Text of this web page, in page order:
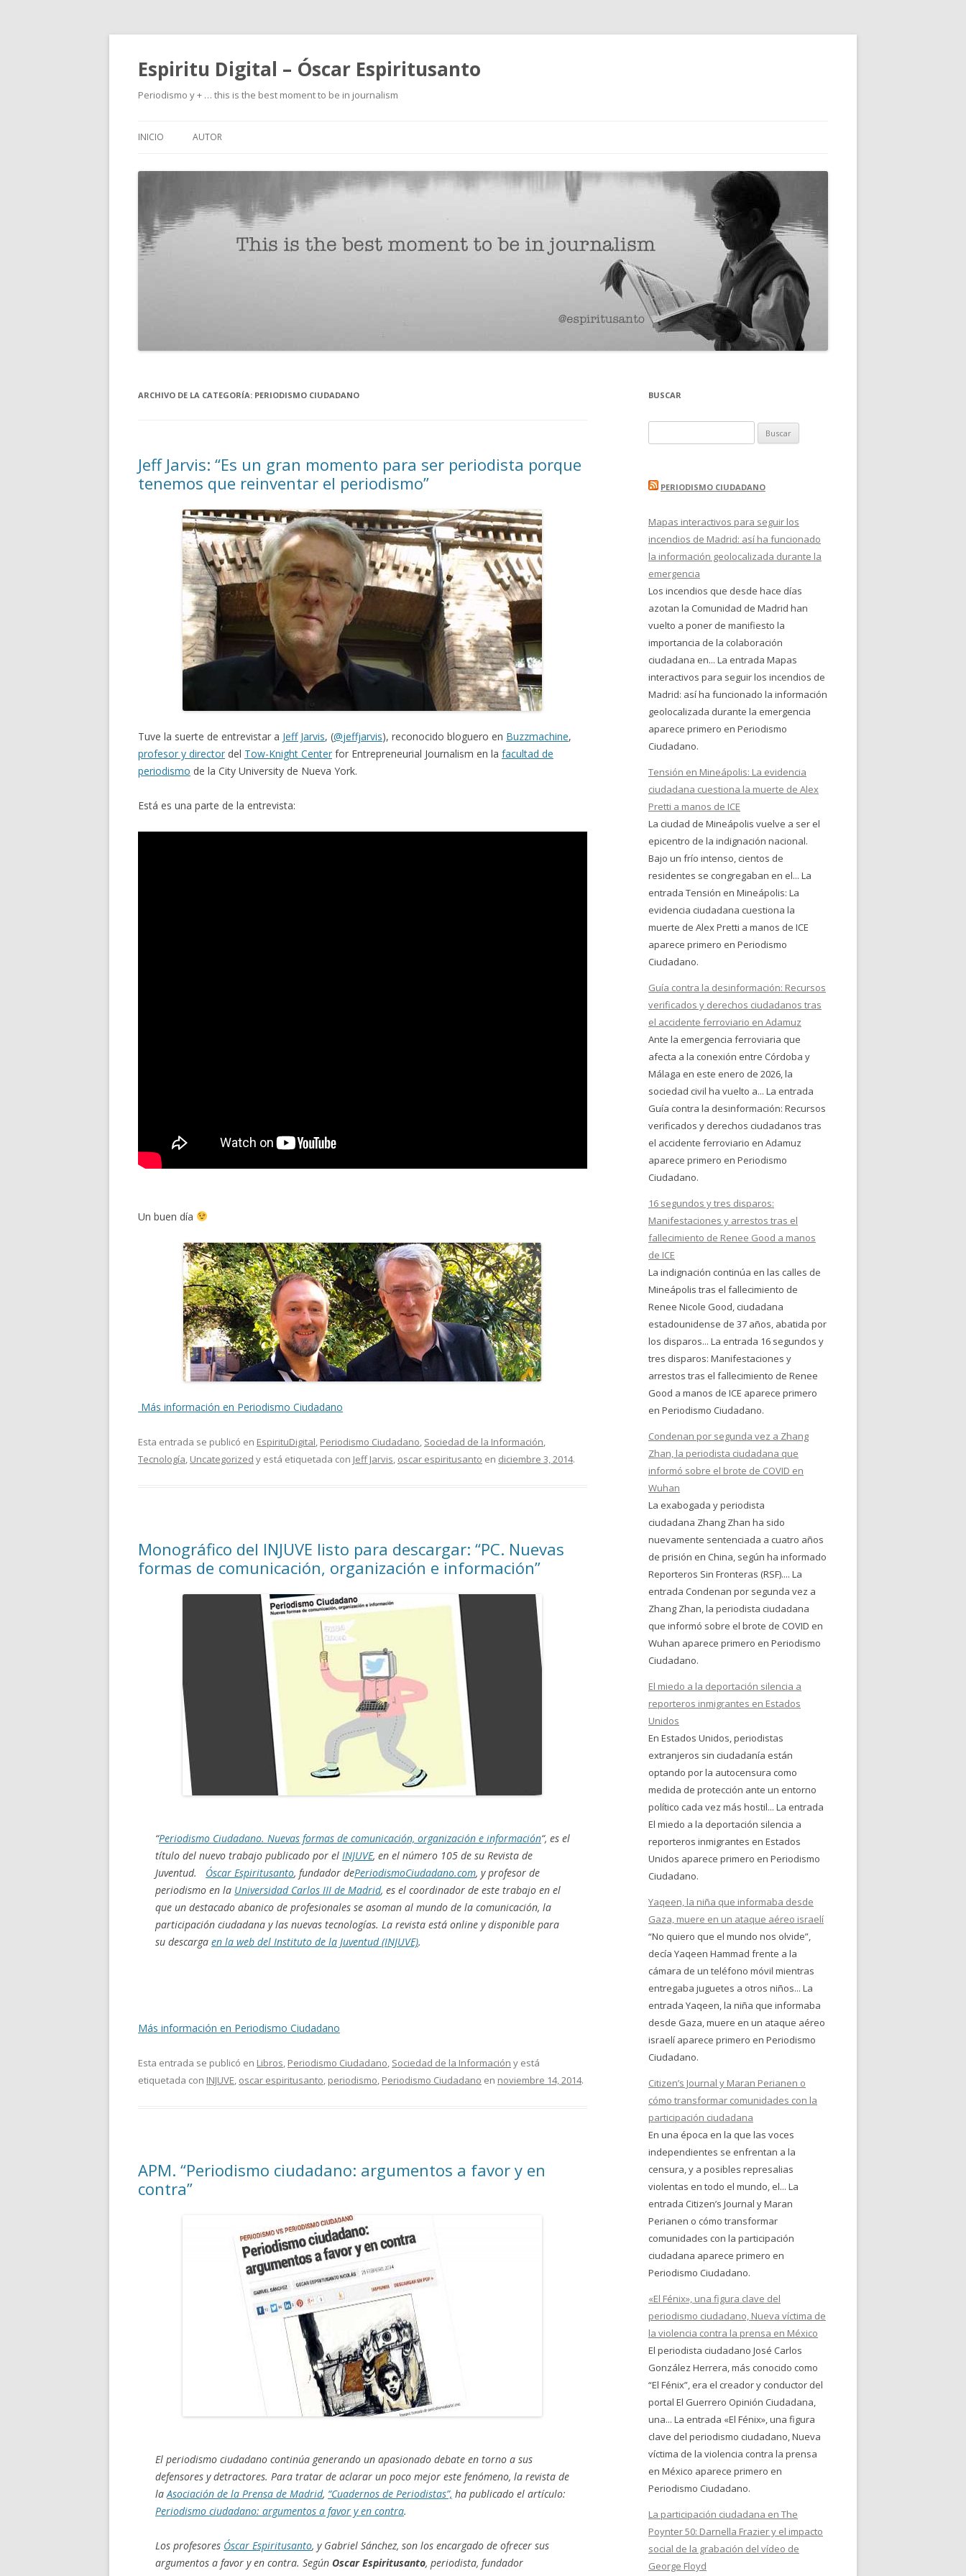
Espiritu Digital – Óscar Espiritusanto
Periodismo y + … this is the best moment to be in journalism
INICIO AUTOR
ARCHIVO DE LA CATEGORÍA: PERIODISMO CIUDADANO
Jeff Jarvis: “Es un gran momento para ser periodista porque
tenemos que reinventar el periodismo”
Tuve la suerte de entrevistar a Jeff Jarvis, (@jeffjarvis), reconocido bloguero en Buzzmachine,
profesor y director del Tow-Knight Center for Entrepreneurial Journalism en la facultad de
periodismo de la City University de Nueva York.
Está es una parte de la entrevista:
Un buen día
Más información en Periodismo Ciudadano
Esta entrada se publicó en EspirituDigital, Periodismo Ciudadano, Sociedad de la Información,
Tecnología, Uncategorized y está etiquetada con Jeff Jarvis, oscar espiritusanto en diciembre 3, 2014.
Monográfico del INJUVE listo para descargar: “PC. Nuevas
formas de comunicación, organización e información”
“Periodismo Ciudadano. Nuevas formas de comunicación, organización e información“, es el
título del nuevo trabajo publicado por el INJUVE, en el número 105 de su Revista de
Juventud. Óscar Espiritusanto, fundador dePeriodismoCiudadano.com, y profesor de
periodismo en la Universidad Carlos III de Madrid, es el coordinador de este trabajo en el
que un destacado abanico de profesionales se asoman al mundo de la comunicación, la
participación ciudadana y las nuevas tecnologías. La revista está online y disponible para
su descarga en la web del Instituto de la Juventud (INJUVE).
Más información en Periodismo Ciudadano
Esta entrada se publicó en Libros, Periodismo Ciudadano, Sociedad de la Información y está
etiquetada con INJUVE, oscar espiritusanto, periodismo, Periodismo Ciudadano en noviembre 14, 2014.
APM. “Periodismo ciudadano: argumentos a favor y en
contra”
El periodismo ciudadano continúa generando un apasionado debate en torno a sus
defensores y detractores. Para tratar de aclarar un poco mejor este fenómeno, la revista de
laAsociación de la Prensa de Madrid, “Cuadernos de Periodistas”, ha publicado el artículo:
Periodismo ciudadano: argumentos a favor y en contra.
Los profesores Óscar Espiritusanto, y Gabriel Sánchez, son los encargado de ofrecer sus
argumentos a favor y en contra. Según Oscar Espiritusanto, periodista, fundador
BUSCAR
PERIODISMO CIUDADANO
Mapas interactivos para seguir los
incendios de Madrid: así ha funcionado
la información geolocalizada durante la
emergencia
Los incendios que desde hace días
azotan la Comunidad de Madrid han
vuelto a poner de manifiesto la
importancia de la colaboración
ciudadana en... La entrada Mapas
interactivos para seguir los incendios de
Madrid: así ha funcionado la información
geolocalizada durante la emergencia
aparece primero en Periodismo
Ciudadano.
Tensión en Mineápolis: La evidencia
ciudadana cuestiona la muerte de Alex
Pretti a manos de ICE
La ciudad de Mineápolis vuelve a ser el
epicentro de la indignación nacional.
Bajo un frío intenso, cientos de
residentes se congregaban en el... La
entrada Tensión en Mineápolis: La
evidencia ciudadana cuestiona la
muerte de Alex Pretti a manos de ICE
aparece primero en Periodismo
Ciudadano.
Guía contra la desinformación: Recursos
verificados y derechos ciudadanos tras
el accidente ferroviario en Adamuz
Ante la emergencia ferroviaria que
afecta a la conexión entre Córdoba y
Málaga en este enero de 2026, la
sociedad civil ha vuelto a... La entrada
Guía contra la desinformación: Recursos
verificados y derechos ciudadanos tras
el accidente ferroviario en Adamuz
aparece primero en Periodismo
Ciudadano.
16 segundos y tres disparos:
Manifestaciones y arrestos tras el
fallecimiento de Renee Good a manos
de ICE
La indignación continúa en las calles de
Mineápolis tras el fallecimiento de
Renee Nicole Good, ciudadana
estadounidense de 37 años, abatida por
los disparos... La entrada 16 segundos y
tres disparos: Manifestaciones y
arrestos tras el fallecimiento de Renee
Good a manos de ICE aparece primero
en Periodismo Ciudadano.
Condenan por segunda vez a Zhang
Zhan, la periodista ciudadana que
informó sobre el brote de COVID en
Wuhan
La exabogada y periodista
ciudadana Zhang Zhan ha sido
nuevamente sentenciada a cuatro años
de prisión en China, según ha informado
Reporteros Sin Fronteras (RSF).... La
entrada Condenan por segunda vez a
Zhang Zhan, la periodista ciudadana
que informó sobre el brote de COVID en
Wuhan aparece primero en Periodismo
Ciudadano.
El miedo a la deportación silencia a
reporteros inmigrantes en Estados
Unidos
En Estados Unidos, periodistas
extranjeros sin ciudadanía están
optando por la autocensura como
medida de protección ante un entorno
político cada vez más hostil... La entrada
El miedo a la deportación silencia a
reporteros inmigrantes en Estados
Unidos aparece primero en Periodismo
Ciudadano.
Yaqeen, la niña que informaba desde
Gaza, muere en un ataque aéreo israelí
“No quiero que el mundo nos olvide”,
decía Yaqeen Hammad frente a la
cámara de un teléfono móvil mientras
entregaba juguetes a otros niños... La
entrada Yaqeen, la niña que informaba
desde Gaza, muere en un ataque aéreo
israelí aparece primero en Periodismo
Ciudadano.
Citizen’s Journal y Maran Perianen o
cómo transformar comunidades con la
participación ciudadana
En una época en la que las voces
independientes se enfrentan a la
censura, y a posibles represalias
violentas en todo el mundo, el... La
entrada Citizen’s Journal y Maran
Perianen o cómo transformar
comunidades con la participación
ciudadana aparece primero en
Periodismo Ciudadano.
«El Fénix», una figura clave del
periodismo ciudadano, Nueva víctima de
la violencia contra la prensa en México
El periodista ciudadano José Carlos
González Herrera, más conocido como
“El Fénix”, era el creador y conductor del
portal El Guerrero Opinión Ciudadana,
una... La entrada «El Fénix», una figura
clave del periodismo ciudadano, Nueva
víctima de la violencia contra la prensa
en México aparece primero en
Periodismo Ciudadano.
La participación ciudadana en The
Poynter 50: Darnella Frazier y el impacto
social de la grabación del vídeo de
George Floyd